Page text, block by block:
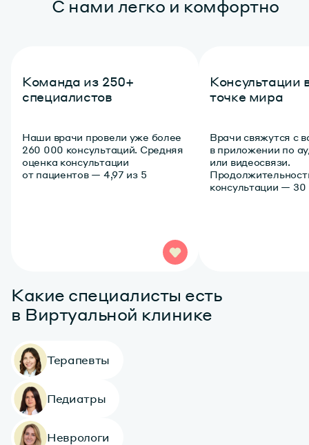
С нами легко и комфортно
Команда из 250+
специалистов
Наши врачи провели уже более
260 000 консультаций. Средняя
оценка консультации
от пациентов — 4,97 из 5
Консультации
точке мира
Врачи свяжутся с
в приложении по
или видеосвязи.
консультации — 30
Какие специалисты есть
в Виртуальной клинике
Терапевты
Педиатры
Неврологи